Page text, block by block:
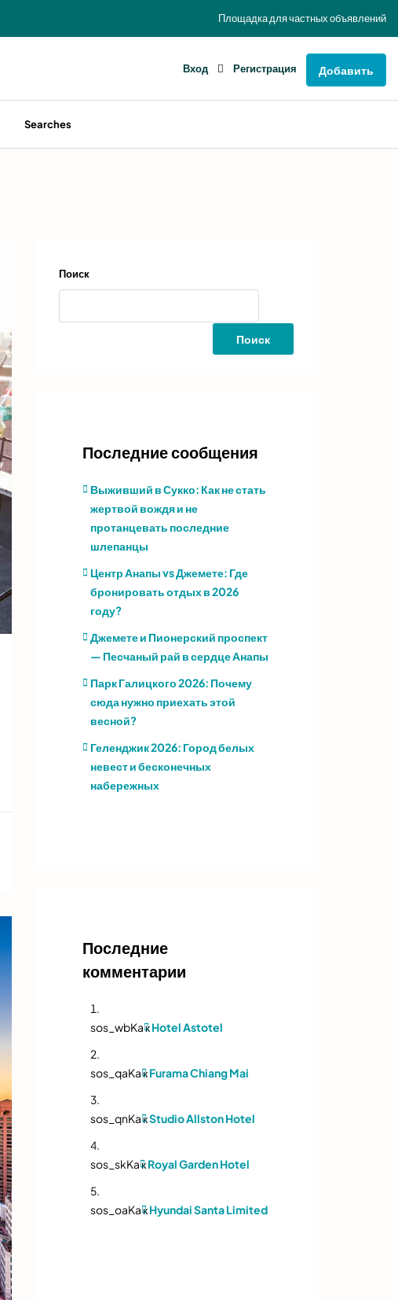
Площадка для частных объявлений
Вход Регистрация Добавить
Searches
Поиск
Поиск
Последние сообщения
Выживший в Сукко: Как не стать
жертвой вождя и не
протанцевать последние
шлепанцы
Центр Анапы vs Джемете: Где
бронировать отдых в 2026
году?
Джемете и Пионерский проспект
— Песчаный рай в сердце Анапы
Парк Галицкого 2026: Почему
сюда нужно приехать этой
весной?
Геленджик 2026: Город белых
невест и бесконечных
набережных
Последние
комментарии
sos_wbKaкHotel Astotel
sos_qaKaкFurama Chiang Mai
sos_qnKaкStudio Allston Hotel
sos_skKaкRoyal Garden Hotel
sos_oaKaкHyundai Santa Limited